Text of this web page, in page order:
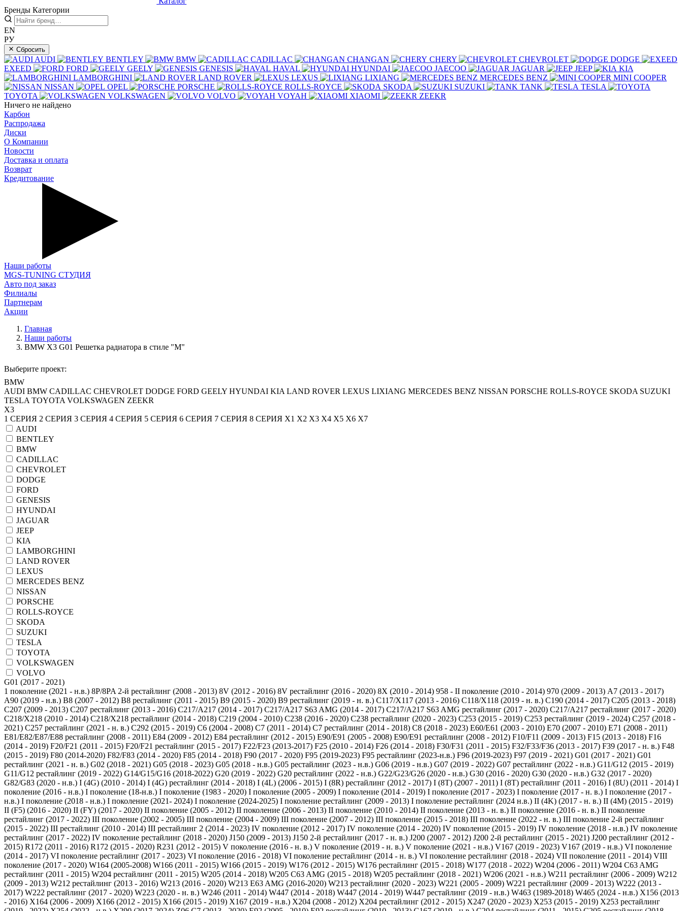
Бренды Категории
EN
РУ
Сбросить
AUDI BENTLEY BMW CADILLAC CHANGAN CHERY CHEVROLET
DODGE
EXEED
FORD GEELY GENESIS HAVAL HYUNDAI JAECOO JAGUAR JEEP
KIA
LAMBORGHINI
LAND ROVER LEXUS LIXIANG MERCEDES BENZ
MINI COOPER
NISSAN
OPEL PORSCHE ROLLS-ROYCE SKODA SUZUKI TANK
TESLA
TOYOTA
VOLKSWAGEN VOLVO VOYAH XIAOMI
ZEEKR
Ничего не найдено
Карбон
Распродажа
Диски
О Компании
Новости
Доставка и оплата
Возврат
Кредитование
Наши работы
MGS-TUNING СТУДИЯ
Авто под заказ
Филиалы
Партнерам
Акции
Главная
Наши работы
BMW X3 G01 Решетка радиатора в стиле "M"
Выберите проект:
BMW
AUDI BMW CADILLAC CHEVROLET DODGE FORD GEELY HYUNDAI KIA LAND ROVER LEXUS LIXIANG MERCEDES BENZ NISSAN PORSCHE ROLLS-ROYCE SKODA SUZUKI
TESLA TOYOTA VOLKSWAGEN ZEEKR
X3
1 СЕРИЯ 2 СЕРИЯ 3 СЕРИЯ 4 СЕРИЯ 5 СЕРИЯ 6 СЕРИЯ 7 СЕРИЯ 8 СЕРИЯ X1 X2 X3 X4 X5 X6 X7
AUDI
BENTLEY
BMW
CADILLAC
CHEVROLET
DODGE
FORD
GENESIS
HYUNDAI
JAGUAR
JEEP
KIA
LAMBORGHINI
LAND ROVER
LEXUS
MERCEDES BENZ
NISSAN
PORSCHE
ROLLS-ROYCE
SKODA
SUZUKI
TESLA
TOYOTA
VOLKSWAGEN
VOLVO
1 поколение (2021 - н.в.) 8P/8PA 2-й рестайлинг (2008 - 2013) 8V (2012 - 2016) 8V рестайлинг (2016 - 2020) 8X (2010 - 2014) 958 - II поколение (2010 - 2014) 970 (2009 - 2013) A7 (2013 - 2017)
A90 (2019 - н.в.) B8 (2007 - 2012) B8 рестайлинг (2011 - 2015) B9 (2015 - 2020) B9 рестайлинг (2019 - н. в.) C117/X117 (2013 - 2016) C118/X118 (2019 - н. в.) C190 (2014 - 2017) C205 (2013 - 2018)
C207 (2009 - 2013) C207 рестайлинг (2013 - 2016) C217/A217 (2014 - 2017) C217/A217 S63 AMG (2014 - 2017) C217/A217 S63 AMG рестайлинг (2017 - 2020) C217/A217 рестайлинг (2017 - 2020)
C218/X218 (2010 - 2014) C218/X218 рестайлинг (2014 - 2018) C219 (2004 - 2010) C238 (2016 - 2020) C238 рестайлинг (2020 - 2023) C253 (2015 - 2019) C253 рестайлинг (2019 - 2024) C257 (2018 -
2021) C257 рестайлинг (2021 - н. в.) C292 (2015 - 2019) C6 (2004 - 2008) C7 (2011 - 2014) C7 рестайлинг (2014 - 2018) C8 (2018 - 2023) E60/E61 (2003 - 2010) E70 (2007 - 2010) E71 (2008 - 2011)
E81/E82/E87/E88 рестайлинг (2008 - 2011) E84 (2009 - 2012) E84 рестайлинг (2012 - 2015) E90/E91 (2005 - 2008) E90/E91 рестайлинг (2008 - 2012) F10/F11 (2009 - 2013) F15 (2013 - 2018) F16
(2014 - 2019) F20/F21 (2011 - 2015) F20/F21 рестайлинг (2015 - 2017) F22/F23 (2013-2017) F25 (2010 - 2014) F26 (2014 - 2018) F30/F31 (2011 - 2015) F32/F33/F36 (2013 - 2017) F39 (2017 - н. в.) F48
(2015 - 2019) F80 (2014-2020) F82/F83 (2014 - 2020) F85 (2014 - 2018) F90 (2017 - 2020) F95 (2019-2023) F95 рестайлинг (2023-н.в.) F96 (2019-2023) F97 (2019 - 2021) G01 (2017 - 2021) G01
рестайлинг (2021 - н. в.) G02 (2018 - 2021) G05 (2018 - 2023) G05 (2018 - н.в.) G05 рестайлинг (2023 - н.в.) G06 (2019 - н.в.) G07 (2019 - 2022) G07 рестайлинг (2022 - н.в.) G11/G12 (2015 - 2019)
G11/G12 рестайлинг (2019 - 2022) G14/G15/G16 (2018-2022) G20 (2019 - 2022) G20 рестайлинг (2022 - н.в.) G22/G23/G26 (2020 - н.в.) G30 (2016 - 2020) G30 (2020 - н.в.) G32 (2017 - 2020)
G82/G83 (2020 - н.в.) I (4G) (2010 - 2014) I (4G) рестайлинг (2014 - 2018) I (4L) (2006 - 2015) I (8R) рестайлинг (2012 - 2017) I (8T) (2007 - 2011) I (8T) рестайлинг (2011 - 2016) I (8U) (2011 - 2014) I
поколение (2016 - н.в.) I поколение (18-н.в.) I поколение (1983 - 2020) I поколение (2005 - 2009) I поколение (2014 - 2019) I поколение (2017 - 2023) I поколение (2017 - н. в.) I поколение (2017 -
н.в.) I поколение (2018 - н.в.) I поколение (2021- 2024) I поколение (2024-2025) I поколение рестайлинг (2009 - 2013) I поколение рестайлинг (2024 н.в.) II (4K) (2017 - н. в.) II (4M) (2015 - 2019)
II (F5) (2016 - 2020) II (FY) (2017 - 2020) II поколение (2005 - 2012) II поколение (2006 - 2013) II поколение (2010 - 2014) II поколение (2013 - н. в.) II поколение (2016 - н. в.) II поколение
рестайлинг (2017 - 2022) III поколение (2002 - 2005) III поколение (2004 - 2009) III поколение (2007 - 2012) III поколение (2015 - 2018) III поколение (2022 - н. в.) III поколение 2-й рестайлинг
(2015 - 2022) III рестайлинг (2010 - 2014) III рестайлинг 2 (2014 - 2023) IV поколение (2012 - 2017) IV поколение (2014 - 2020) IV поколение (2015 - 2019) IV поколение (2018 - н.в.) IV поколение
рестайлинг (2017 - 2022) IV поколение рестайлинг (2018 - 2020) J150 (2009 - 2013) J150 2-й рестайлинг (2017 - н. в.) J200 (2007 - 2012) J200 2-й рестайлинг (2015 - 2021) J200 рестайлинг (2012 -
2015) R172 (2011 - 2016) R172 (2015 - 2020) R231 (2012 - 2015) V поколение (2016 - н. в.) V поколение (2019 - н. в.) V поколение (2021 - н.в.) V167 (2019 - 2023) V167 (2019 - н.в.) VI поколение
(2014 - 2017) VI поколение рестайлинг (2017 - 2023) VI поколение (2016 - 2018) VI поколение рестайлинг (2014 - н. в.) VI поколение рестайлинг (2018 - 2024) VII поколение (2011 - 2014) VIII
поколение (2017 - 2020) W164 (2005-2008) W166 (2011 - 2015) W166 (2015 - 2019) W176 (2012 - 2015) W176 рестайлинг (2015 - 2018) W177 (2018 - 2022) W204 (2006 - 2011) W204 C63 AMG
рестайлинг (2011 - 2015) W204 рестайлинг (2011 - 2015) W205 (2014 - 2018) W205 C63 AMG (2015 - 2018) W205 рестайлинг (2018 - 2021) W206 (2021 - н.в.) W211 рестайлинг (2006 - 2009) W212
(2009 - 2013) W212 рестайлинг (2013 - 2016) W213 (2016 - 2020) W213 E63 AMG (2016-2020) W213 рестайлинг (2020 - 2023) W221 (2005 - 2009) W221 рестайлинг (2009 - 2013) W222 (2013 -
2017) W222 рестайлинг (2017 - 2020) W223 (2020 - н. в.) W246 (2011 - 2014) W447 (2014 - 2018) W447 (2014 - 2019) W447 рестайлинг (2019 - н.в.) W463 (1989-2018) W465 (2024 - н.в.) X156 (2013
- 2016) X164 (2006 - 2009) X166 (2012 - 2015) X166 (2015 - 2019) X167 (2019 - н.в.) X204 (2008 - 2012) X204 рестайлинг (2012 - 2015) X247 (2020 - 2023) X253 (2015 - 2019) X253 рестайлинг